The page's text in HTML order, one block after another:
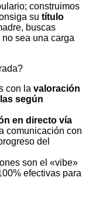
construimos
su título
buscas
sea una carga
con la valoración
según
en directo vía
comunicación con
del
son el «vibe»
efectivas para